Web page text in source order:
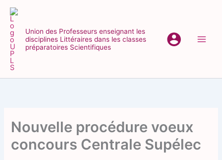
Aller
contenuUnion des Professeurs enseignant les
disciplines Littéraires dans les classes
préparatoires Scientifiques
Nouvelle procédure voeux
concours Centrale Supélec